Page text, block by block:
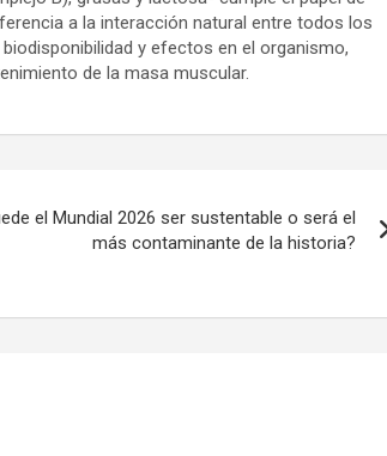
a la interacción natural entre todos los
y efectos en el organismo,
de la masa muscular.
el Mundial 2026 ser sustentable o será el
más contaminante de la historia?